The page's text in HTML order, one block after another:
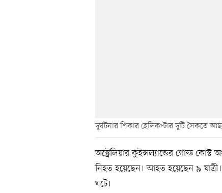
দুর্ঘটনার শিকার হেলিকপ্টার দুটি সৈকতে
অস্ট্রেলিয়ার কুইন্সল্যান্ডের গোল্ড
নিহত হয়েছেন। আহত হয়েছেন ৯
ঘটে।